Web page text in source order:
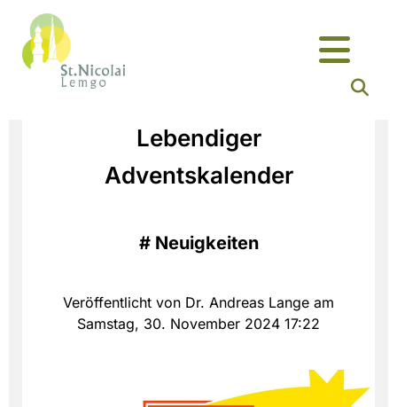
Lebendiger
Adventskalender
# Neuigkeiten
Veröffentlicht von Dr. Andreas Lange am
Samstag, 30. November 2024 17:22